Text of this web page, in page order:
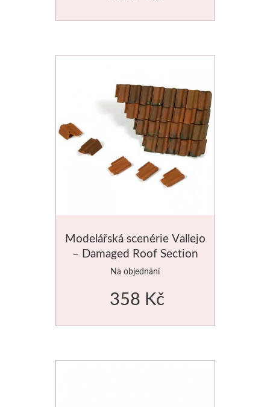
Modelářská scenérie Vallejo
– Damaged Roof Section
and Tiles
Na objednání
358 Kč